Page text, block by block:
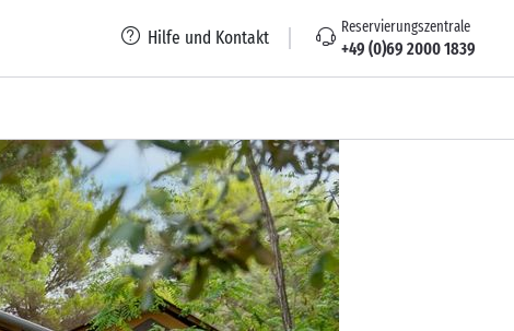
Hilfe und Kontakt Reservierungszentrale
+49 (0)69 2000 1839